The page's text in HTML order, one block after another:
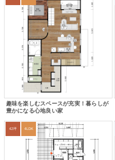
趣味を楽しむスペースが充実！暮らしが
豊かになる心地良い家
42坪 4LDK